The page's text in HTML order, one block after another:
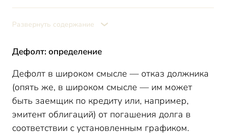
Виды дефолта
Последствия дефолта
Как сохранить деньги при дефолте?
Дефолт в России: исторические факты
Будет ли дефолт в 2022 году?
Развернуть содержание
Дефолт: определение
Дефолт в широком смысле — отказ должника
(опять же, в широком смысле — им может
быть заемщик по кредиту или, например,
эмитент облигаций) от погашения долга в
соответствии с установленным графиком.